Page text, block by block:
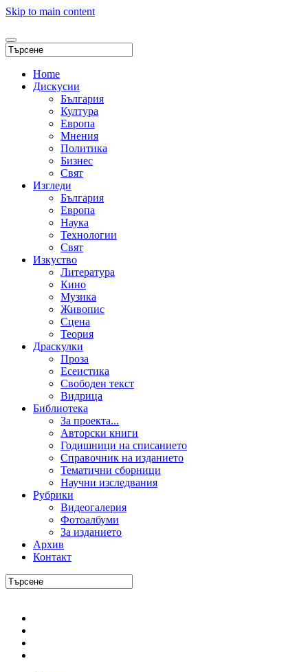
Skip to main content
Home
Дискусии
България
Култура
Европа
Мнения
Политика
Бизнес
Свят
Изгледи
България
Европа
Наука
Технологии
Свят
Изкуство
Литература
Кино
Музика
Живопис
Сцена
Теория
Драскулки
Проза
Есеистика
Свободен текст
Видрица
Библиотека
За проекта...
Авторски книги
Годишници на списанието
Справочник на изданието
Тематични сборници
Научни изследвания
Рубрики
Видеогалерия
Фотоалбуми
За изданието
Архив
Контакт